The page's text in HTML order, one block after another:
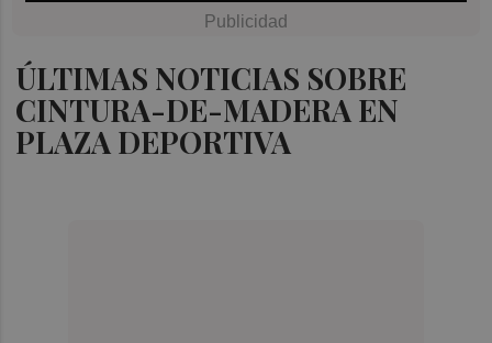
ÚLTIMAS NOTICIAS SOBRE
CINTURA-DE-MADERA EN
PLAZA DEPORTIVA